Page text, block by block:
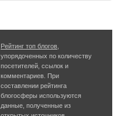
Рейтинг топ блогов
упорядоченных по количеству
посетителей, ссылок и
комментариев. При
составлении рейтинга
блогосферы используются
данные, полученные из